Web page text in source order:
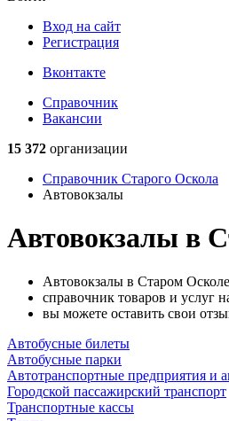
Вход на сайт
Регистрация
Вконтакте
Справочник
Вакансии
15 372 организации
Справочник Старого Оскола
Автовокзалы
Автовокзалы в
Автовокзалы в Старом
справочник товаров и услуг
вы можете оставить свои
Автобусные билеты
Автобусные парки
Автотранспортные предприятия и
Городской пассажирский транспорт
Транспортные кассы